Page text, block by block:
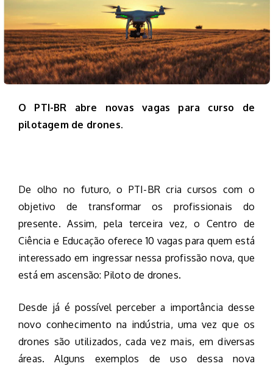
O PTI-BR abre novas vagas para curso de
pilotagem de drones.
De olho no futuro, o PTI-BR cria cursos com o
objetivo de transformar os profissionais do
presente. Assim, pela terceira vez, o Centro de
Ciência e Educação oferece 10 vagas para quem está
interessado em ingressar nessa profissão nova, que
está em ascensão: Piloto de drones.
Desde já é possível perceber a importância desse
novo conhecimento na indústria, uma vez que os
drones são utilizados, cada vez mais, em diversas
áreas. Alguns exemplos de uso dessa nova